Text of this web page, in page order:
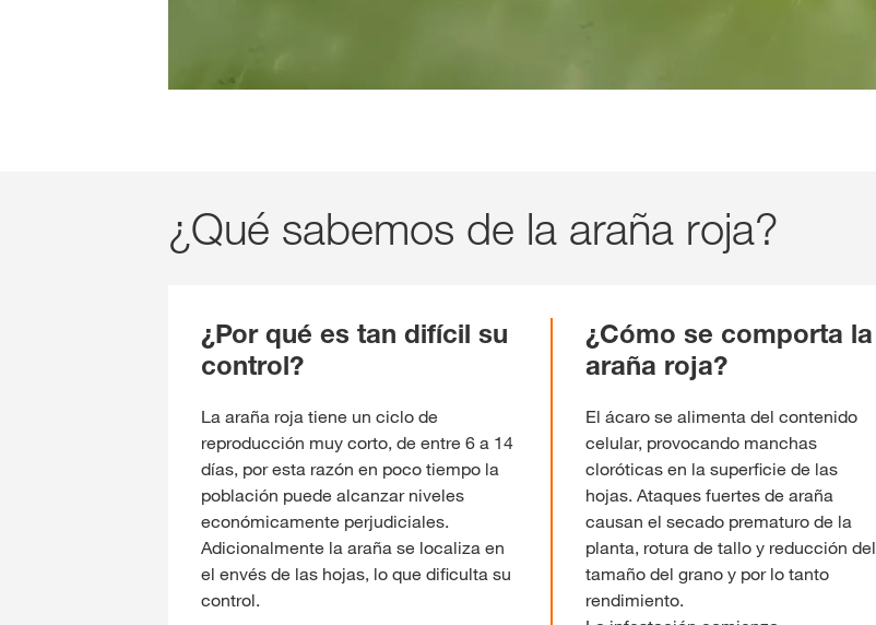
¿Qué sabemos de la araña roja?
¿Por qué es tan difícil su
control?
La araña roja tiene un ciclo de
reproducción muy corto, de entre 6 a 14
días, por esta razón en poco tiempo la
población puede alcanzar niveles
económicamente perjudiciales.
Adicionalmente la araña se localiza en
el envés de las hojas, lo que dificulta su
control.
¿Cómo se comporta la
araña roja?
El ácaro se alimenta del contenido
celular, provocando manchas
cloróticas en la superficie de las
hojas. Ataques fuertes de araña
causan el secado prematuro de la
planta, rotura de tallo y reducción del
tamaño del grano y por lo tanto
rendimiento.